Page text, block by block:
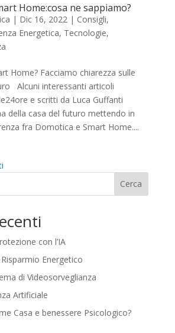
Home:cosa ne sappiamo?
| Dic 16, 2022 | Consigli,
Energetica, Tecnologie,
Home? Facciamo chiarezza sulle
Alcuni interessanti articoli
e scritti da Luca Guffanti
della casa del futuro mettendo in
fra Domotica e Smart Home....
Cerca
con l’IA
Energetico
di Videosorveglianza
Artificiale
Casa e benessere Psicologico?